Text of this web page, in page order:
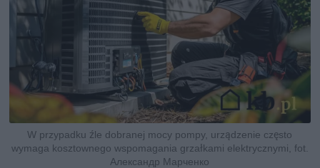
W przypadku źle dobranej mocy pompy, urządzenie często
wymaga kosztownego wspomagania grzałkami elektrycznymi, fot.
Александр Марченко